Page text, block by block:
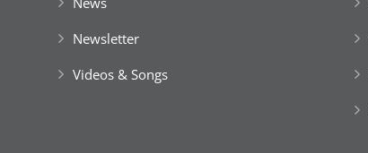
Newsletter
Videos & Songs